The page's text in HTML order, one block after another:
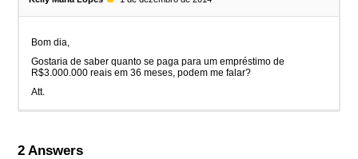
Bom dia,
Gostaria de saber quanto se paga para um empréstimo de
R$3.000.000 reais em 36 meses, podem me falar?
Att.
2 Answers